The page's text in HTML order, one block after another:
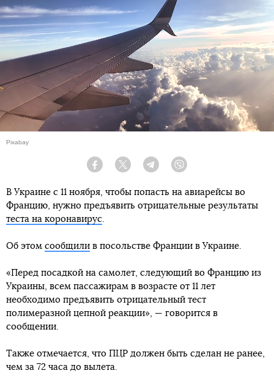
Pixabay
Facebook Twitter Telegram
В Украине с 11 ноября, чтобы попасть на авиарейсы во
Францию, нужно предъявить отрицательные результаты
теста на коронавирус.
Об этом сообщили в посольстве Франции в Украине.
«Перед посадкой на самолет, следующий во Францию из
Украины, всем пассажирам в возрасте от 11 лет
необходимо предъявить отрицательный тест
полимеразной цепной реакции», — говорится в
сообщении.
Также отмечается, что ПЦР должен быть сделан не ранее,
чем за 72 часа до вылета.